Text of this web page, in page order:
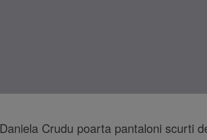
Daniela Crudu poarta pantaloni scurti